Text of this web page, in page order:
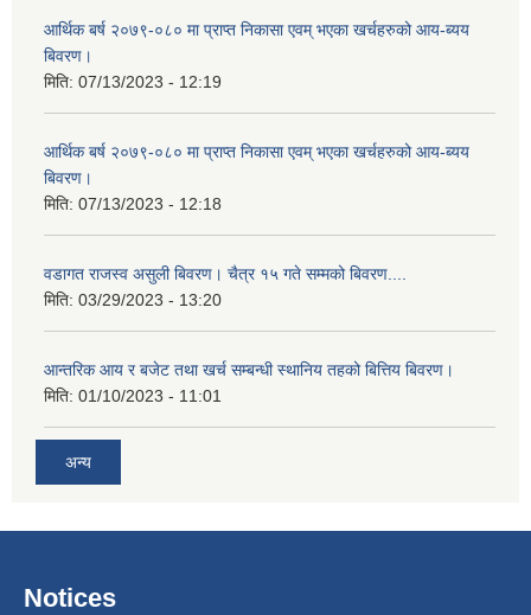
आर्थिक बर्ष २०७९-०८० मा प्राप्त निकासा एवम् भएका खर्चहरुको आय-ब्यय
बिवरण।
मिति: 07/13/2023 - 12:19
आर्थिक बर्ष २०७९-०८० मा प्राप्त निकासा एवम् भएका खर्चहरुको आय-ब्यय
बिवरण।
मिति: 07/13/2023 - 12:18
वडागत राजस्व असुली बिवरण। चैत्र १५ गते सम्मको बिवरण....
मिति: 03/29/2023 - 13:20
आन्तरिक आय र बजेट तथा खर्च सम्बन्धी स्थानिय तहको बित्तिय बिवरण।
मिति: 01/10/2023 - 11:01
अन्य
Notices